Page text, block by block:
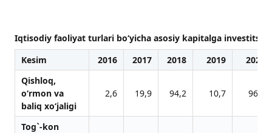
Iqtisodiy faoliyat turlari bo‘yicha asosiy kapitalga
Kesim
2016 2017 2018 2019
2020
Qishloq,
o‘rmon vа
bаliq xo‘jаligi
2,6 19,9 94,2 10,7 96,8
Tog`-kon